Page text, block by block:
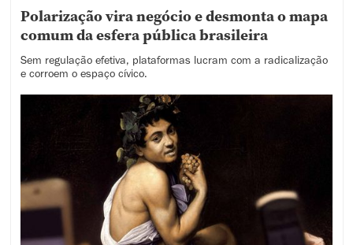
Polarização vira negócio e desmonta o mapa
comum da esfera pública brasileira
Sem regulação efetiva, plataformas lucram com a radicalização
e corroem o espaço cívico.